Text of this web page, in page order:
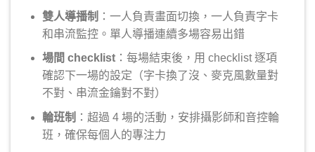
雙人導播制 ：一人負責畫面切換，一人負責字卡
和串流監控。單人導播連續多場容易出錯
場間 checklist：每場結束後，用 checklist 逐項
確認下一場的設定（字卡換了沒、麥克風數量對
不對、串流金鑰對不對）
輪班制 ：超過 4 場的活動，安排攝影師和音控輪
班，確保每個人的專注力